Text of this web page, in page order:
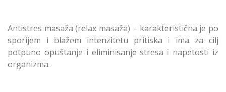
Antistres masaža (relax masaža) – karakteristična je po
sporijem i blažem intenzitetu pritiska i ima za cilj
potpuno opuštanje i eliminisanje stresa i napetosti iz
organizma.